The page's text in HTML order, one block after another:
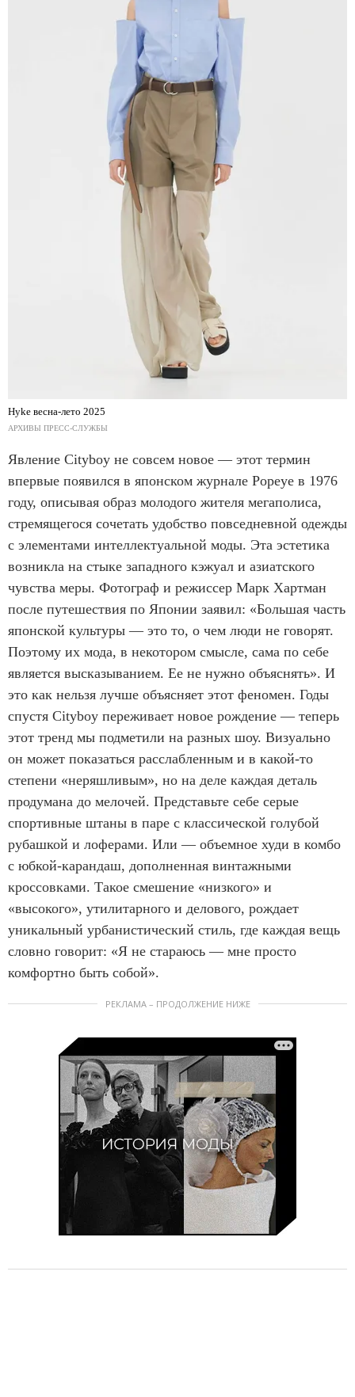
Hyke весна-лето 2025
АРХИВЫ ПРЕСС-СЛУЖБЫ
Явление Cityboy не совсем новое — этот термин
впервые появился в японском журнале Popeye в 1976
году, описывая образ молодого жителя мегаполиса,
стремящегося сочетать удобство повседневной одежды
с элементами интеллектуальной моды. Эта эстетика
возникла на стыке западного кэжуал и азиатского
чувства меры. Фотограф и режиссер Марк Хартман
после путешествия по Японии заявил: «Большая часть
японской культуры — это то, о чем люди не говорят.
Поэтому их мода, в некотором смысле, сама по себе
является высказыванием. Ее не нужно объяснять». И
это как нельзя лучше объясняет этот феномен. Годы
спустя Cityboy переживает новое рождение — теперь
этот тренд мы подметили на разных шоу. Визуально
он может показаться расслабленным и в какой-то
степени «неряшливым», но на деле каждая деталь
продумана до мелочей. Представьте себе серые
спортивные штаны в паре с классической голубой
рубашкой и лоферами. Или — объемное худи в комбо
с юбкой-карандаш, дополненная винтажными
кроссовками. Такое смешение «низкого» и
«высокого», утилитарного и делового, рождает
уникальный урбанистический стиль, где каждая вещь
словно говорит: «Я не стараюсь — мне просто
комфортно быть собой».
РЕКЛАМА – ПРОДОЛЖЕНИЕ НИЖЕ